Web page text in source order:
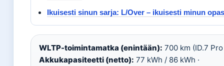
Ikuisesti sinun sarja: L/Over – ikuisesti minun opas
WLTP-toimintamatka (enintään): 700 km (ID.7 Pro
Akkukapasiteetti (netto): 77 kWh / 86 kWh ·